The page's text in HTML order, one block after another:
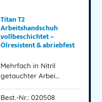
Titan T2
Arbeitshandschuh
vollbeschichtet –
Ölresistent & abriebfest
Mehrfach in Nitril
getauchter Arbei…
Best.-Nr.: 020508